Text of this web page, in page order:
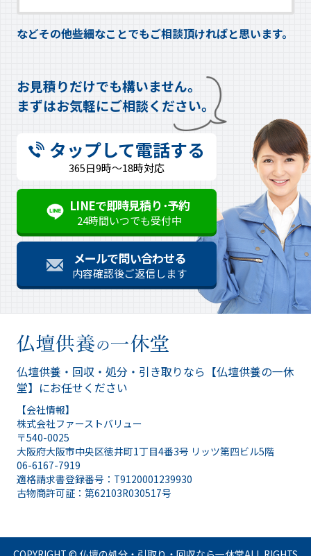
などその他些細なことでもご相談頂ければと思います。
お見積りだけでも構いません。
まずはお気軽にご相談ください。
タップして電話する
365日9時～18時対応
LINEで即時見積り･予約
24時間いつでも受付中
メールで問い合わせる
内容確認後ご返信します
仏壇供養・回収・処分・引き取りなら 【仏壇供養の一休
堂】にお任せください
【会社情報】
株式会社ファーストバリュー
〒540-0025
大阪府大阪市中央区徳井町1丁目4番3号 リッツ第四ビル5階
06-6167-7919
適格請求書登録番号：T9120001239930
古物商許可証：第62103R030517号